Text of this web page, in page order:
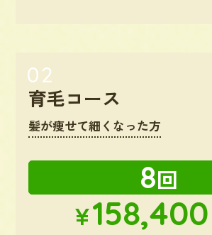
育毛コース
髪が痩せて細くなった方
8回
¥158,400